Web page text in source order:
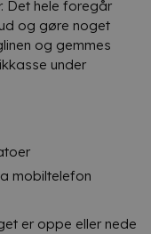
Det hele foregår
og gøre noget
og gemmes
under
mobiltelefon
er oppe eller nede